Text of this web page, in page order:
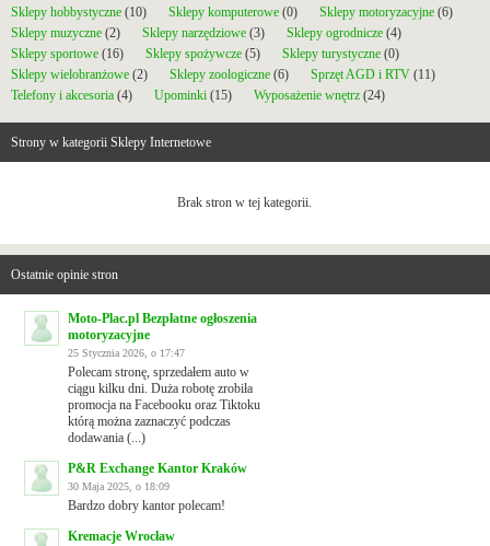
Sklepy hobbystyczne (10) Sklepy komputerowe (0) Sklepy motoryzacyjne (6)
Sklepy muzyczne (2) Sklepy narzędziowe (3) Sklepy ogrodnicze (4)
Sklepy sportowe (16) Sklepy spożywcze (5) Sklepy turystyczne (0)
Sklepy wielobranżowe (2) Sklepy zoologiczne (6) Sprzęt AGD i RTV (11)
Telefony i akcesoria (4) Upominki (15) Wyposażenie wnętrz (24)
Strony w kategorii Sklepy Internetowe
Brak stron w tej kategorii.
Ostatnie opinie stron
Moto-Plac.pl Bezpłatne ogłoszenia
motoryzacyjne
25 Stycznia 2026, o 17:47
Polecam stronę, sprzedałem auto w
ciągu kilku dni. Duża robotę zrobiła
promocja na Facebooku oraz Tiktoku
którą można zaznaczyć podczas
dodawania (...)
P&R Exchange Kantor Kraków
30 Maja 2025, o 18:09
Bardzo dobry kantor polecam!
Kremacje Wrocław